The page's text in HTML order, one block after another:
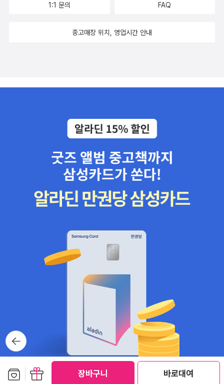
장바구니 바로대여
뒤로가
기
1:1 문의 FAQ
중고매장 위치, 영업시간 안내